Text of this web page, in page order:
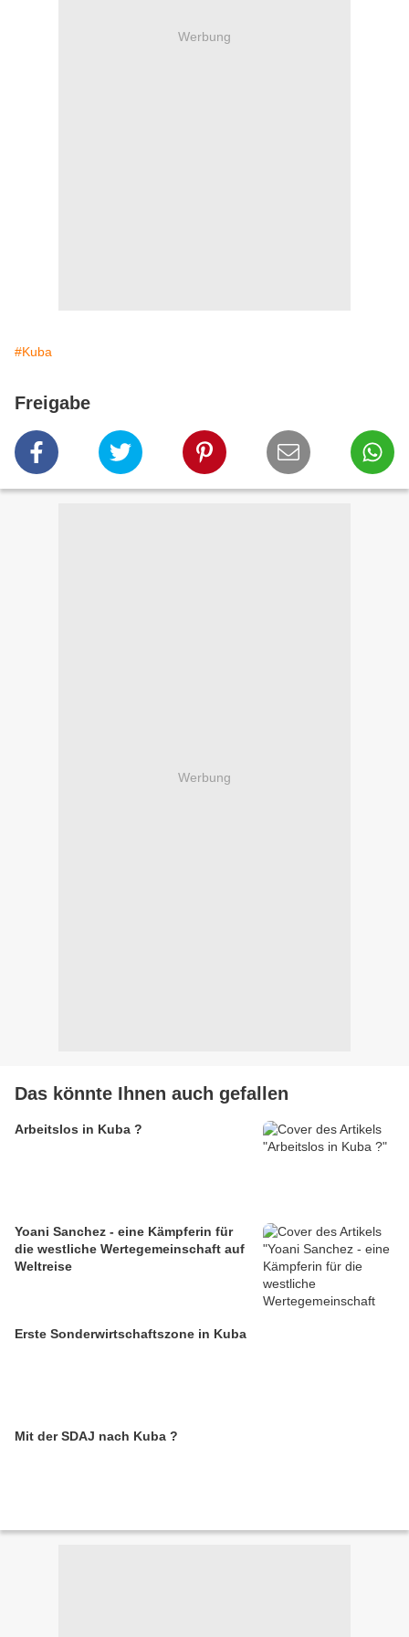
Werbung
#Kuba
Freigabe
Werbung
Das könnte Ihnen auch gefallen
Arbeitslos in Kuba ?
Yoani Sanchez - eine Kämpferin für
die westliche Wertegemeinschaft auf
Weltreise
Erste Sonderwirtschaftszone in Kuba
Mit der SDAJ nach Kuba ?